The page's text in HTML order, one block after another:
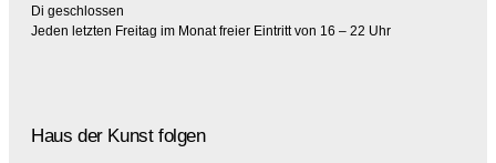
Di geschlossen
Jeden letzten Freitag im Monat freier Eintritt von 16 – 22 Uhr
Haus der Kunst folgen